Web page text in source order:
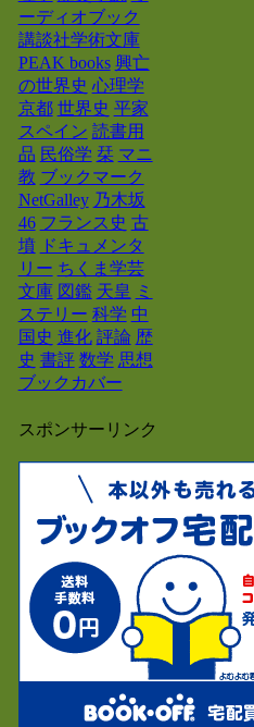
ーディオブック
講談社学術文庫
PEAK books 興亡
の世界史 心理学
京都 世界史 平家
スペイン 読書用
品 民俗学 栞 マニ
教 ブックマーク
NetGalley 乃木坂
46 フランス史 古
墳 ドキュメンタ
リー ちくま学芸
文庫 図鑑 天皇 ミ
ステリー 科学 中
国史 進化 評論 歴
史 書評 数学 思想
ブックカバー
スポンサーリンク